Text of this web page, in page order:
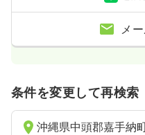
メ
条件を変更して再検索
沖縄県中頭郡嘉手納